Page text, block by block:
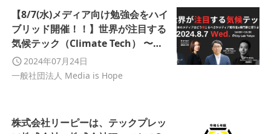
【8/7(水)メディア向け勉強会をハイ
ブリッド開催！！】世界が注目する
気候テック（Climate Tech） 〜日
本のメディアはどう報じるべきかメ
ディア関係者&専門家と探ります〜
2024年07月24日
一般社団法人 Media is Hope
株式会社リーピーは、テックプレッ